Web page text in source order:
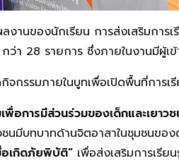
งานของนักเรียน การส่งเสริมการ
ว่า 28 รายการ ซึ่งภายในงานมีผู้เ
กรรมภายในบูทเพื่อเปิดพื้นที่การเรี
พื่อการมีส่วนร่วมของเด็กและเยาว
ชนมีบทบาทด้านจิตอาสาในชุมชนขอ
เกิดภัยพิบัติ” เพื่อส่งเสริมการเรีย